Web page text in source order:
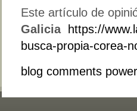
Este artículo de
Galicia https://
busca-propia-corea-
blog comments